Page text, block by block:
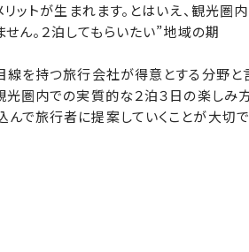
ットが生まれます。とはいえ、観光圏
ん。２泊してもらいたい”地域の期
線を持つ旅行会社が得意とする分野と
光圏内での実質的な２泊３日の楽しみ
で旅行者に提案していくことが大切で